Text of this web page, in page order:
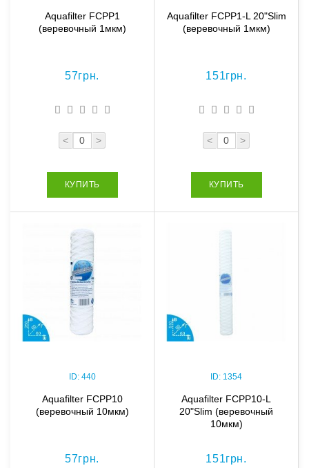
Aquafilter FCPP1
(веревочный 1мкм)
57грн.
< >
КУПИТЬ
Aquafilter FCPP1-L 20"Slim
(веревочный 1мкм)
151грн.
< >
КУПИТЬ
ID: 440
Aquafilter FCPP10
(веревочный 10мкм)
57грн.
ID: 1354
Aquafilter FCPP10-L
20"Slim (веревочный
10мкм)
151грн.